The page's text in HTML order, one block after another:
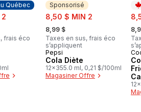
Québec
frais éco
Sponsorisé
sale:
8,50 $ MIN 2
, formerly:
8,99 $
Taxes en sus, frais éco
s’appliquent
Sponsorisé
Pepsi
Cola Diète
12x355.0 ml, 0,21 $/100ml
Magasiner Offre
,